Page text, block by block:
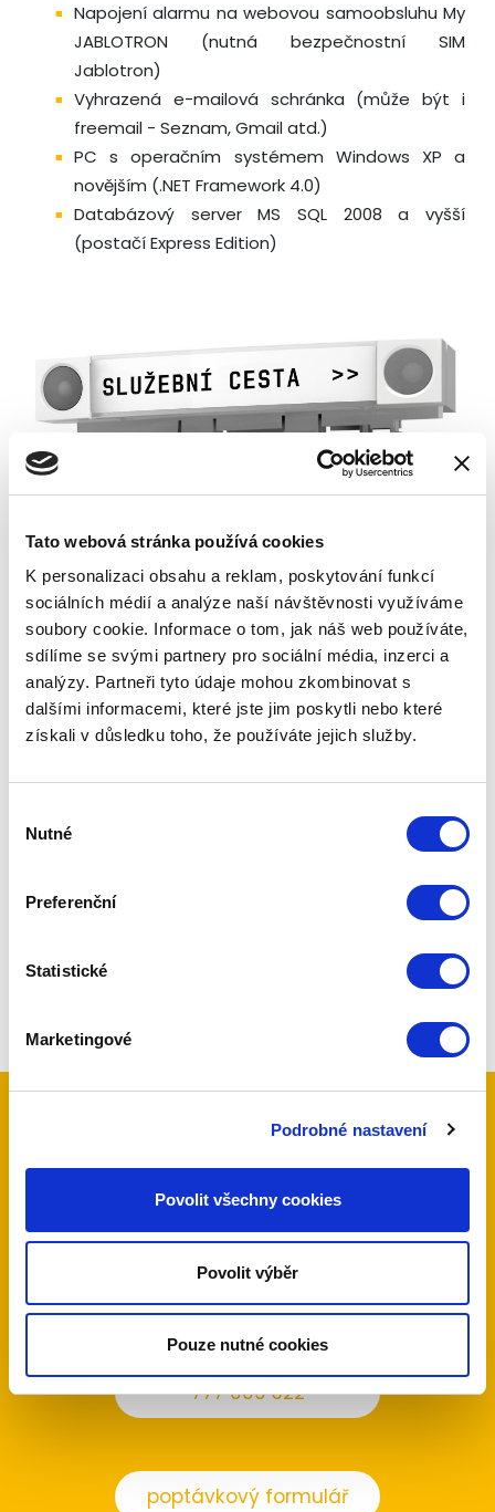
Tato webová stránka používá cookies
K personalizaci obsahu a reklam, poskytování funkcí
sociálních médií a analýze naší návštěvnosti využíváme
soubory cookie. Informace o tom, jak náš web používáte,
sdílíme se svými partnery pro sociální média, inzerci a
analýzy. Partneři tyto údaje mohou zkombinovat s
dalšími informacemi, které jste jim poskytli nebo které
získali v důsledku toho, že používáte jejich služby.
souhlasu
Nutné
Preferenční
Statistické
Marketingové
Podrobné nastavení
Povolit všechny cookies
Povolit výběr
Pouze nutné cookies
Napojení alarmu na webovou samoobsluhu My
JABLOTRON (nutná bezpečnostní SIM
Jablotron)
Vyhrazená e-mailová schránka (může být i
freemail - Seznam, Gmail atd.)
PC s operačním systémem Windows XP a
novějším (.NET Framework 4.0)
Databázový server MS SQL 2008 a vyšší
(postačí Express Edition)
Kontaktujte nás
pomocí poptávkového formuláře.
777 009 322
poptávkový formulář